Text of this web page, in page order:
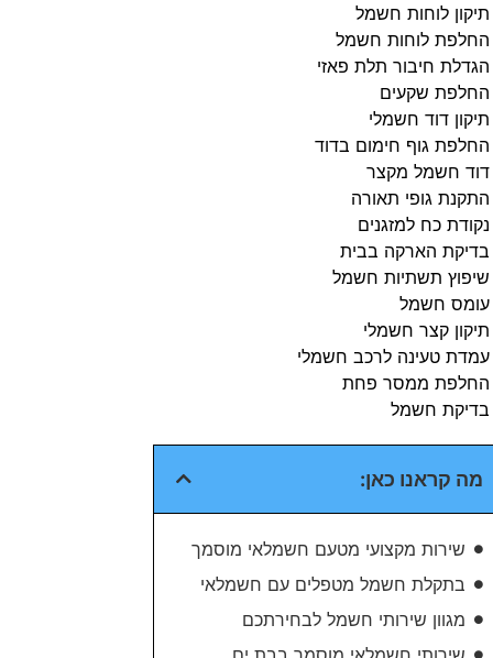
תיקון לוחות חשמל
החלפת לוחות חשמל
הגדלת חיבור תלת פאזי
החלפת שקעים
תיקון דוד חשמלי
החלפת גוף חימום בדוד
דוד חשמל מקצר
התקנת גופי תאורה
נקודת כח למזגנים
בדיקת הארקה בבית​
שיפוץ תשתיות חשמל​
עומס חשמל​
תיקון קצר חשמלי​
עמדת טעינה לרכב חשמלי​
החלפת ממסר פחת​
בדיקת חשמל​
מה קראנו כאן:
שירות מקצועי מטעם חשמלאי מוסמך
בתקלת חשמל מטפלים עם חשמלאי
מגוון שירותי חשמל לבחירתכם